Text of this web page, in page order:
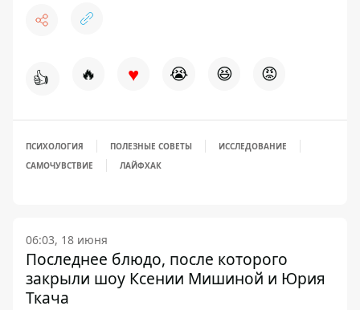
👍 🔥 ♥ 😭 😆 😡
ПСИХОЛОГИЯ ПОЛЕЗНЫЕ СОВЕТЫ
ИССЛЕДОВАНИЕ
САМОЧУВСТВИЕ
ЛАЙФХАК
06:03, 18 июня
Последнее блюдо, после которого
закрыли шоу Ксении Мишиной и Юрия
Ткача